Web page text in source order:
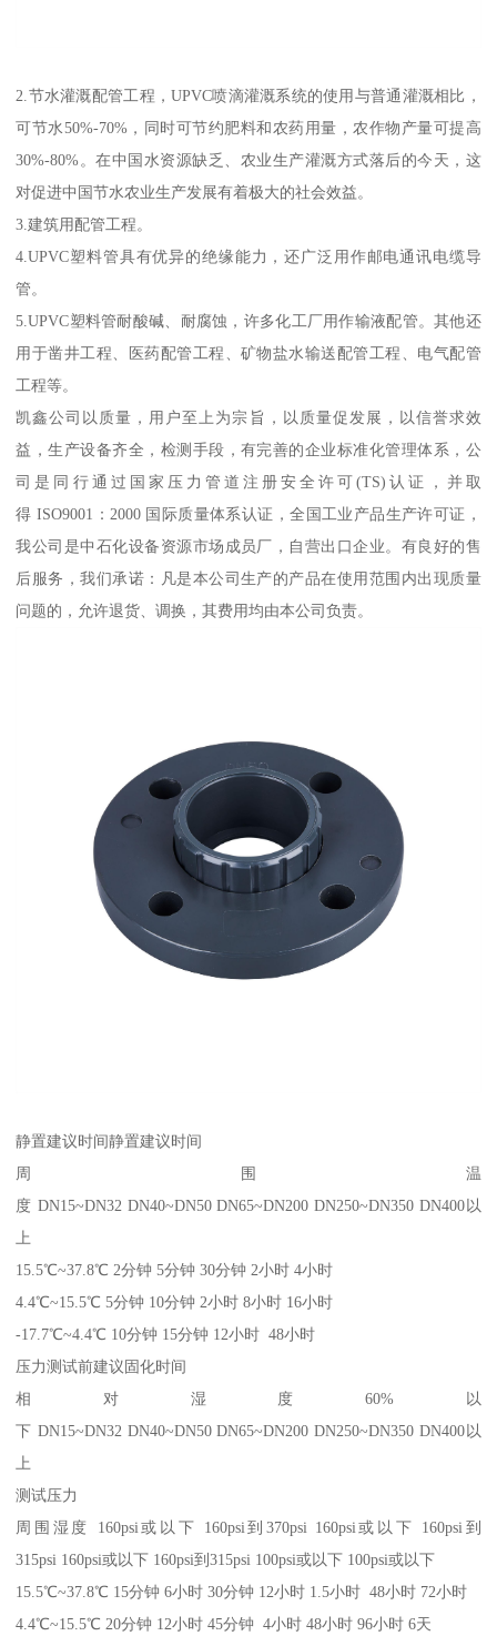
2.节水灌溉配管工程，UPVC喷滴灌溉系统的使用与普通灌溉相比，
可节水50%-70%，同时可节约肥料和农药用量，农作物产量可提高
30%-80%。在中国水资源缺乏、农业生产灌溉方式落后的今天，这
对促进中国节水农业生产发展有着极大的社会效益。
3.建筑用配管工程。
4.UPVC塑料管具有优异的绝缘能力，还广泛用作邮电通讯电缆导
管。
5.UPVC塑料管耐酸碱、耐腐蚀，许多化工厂用作输液配管。其他还
用于凿井工程、医药配管工程、矿物盐水输送配管工程、电气配管
工程等。
凯鑫公司以质量，用户至上为宗旨，以质量促发展，以信誉求效
益，生产设备齐全，检测手段，有完善的企业标准化管理体系，公
司是同行通过国家压力管道注册安全许可(TS)认证，并取
得 ISO9001：2000 国际质量体系认证，全国工业产品生产许可证，
我公司是中石化设备资源市场成员厂，自营出口企业。有良好的售
后服务，我们承诺：凡是本公司生产的产品在使用范围内出现质量
问题的，允许退货、调换，其费用均由本公司负责。
静置建议时间静置建议时间
周围温
度 DN15~DN32 DN40~DN50 DN65~DN200 DN250~DN350 DN400以
上
15.5℃~37.8℃ 2分钟 5分钟 30分钟 2小时 4小时
4.4℃~15.5℃ 5分钟 10分钟 2小时 8小时 16小时
-17.7℃~4.4℃ 10分钟 15分钟 12小时 48小时
压力测试前建议固化时间
相对湿度60%以
下 DN15~DN32 DN40~DN50 DN65~DN200 DN250~DN350 DN400以
上
测试压力
周围湿度 160psi或以下 160psi到370psi 160psi或以下 160psi到
315psi 160psi或以下 160psi到315psi 100psi或以下 100psi或以下
15.5℃~37.8℃ 15分钟 6小时 30分钟 12小时 1.5小时 48小时 72小时
4.4℃~15.5℃ 20分钟 12小时 45分钟 4小时 48小时 96小时 6天